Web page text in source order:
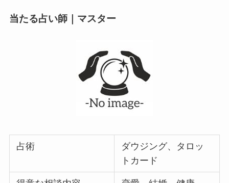
当たる占い師｜マスター
占術
ダウジング、タロッ
トカード